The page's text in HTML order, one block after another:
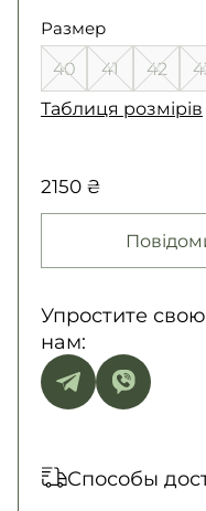
Размер
40 41 42
Таблиця розмірів
2150 ₴
Упростите
нам:
Способы